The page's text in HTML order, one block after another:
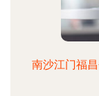
南沙江门福